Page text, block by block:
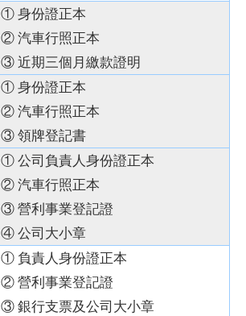
① 身份證正本
② 汽車行照正本
③ 近期三個月繳款證明
① 身份證正本
② 汽車行照正本
③ 領牌登記書
① 公司負責人身份證正本
② 汽車行照正本
③ 營利事業登記證
④ 公司大小章
① 負責人身份證正本
② 營利事業登記證
③ 銀行支票及公司大小章